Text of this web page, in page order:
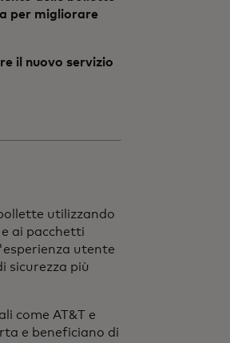
per migliorare
il nuovo servizio
utilizzando
ai pacchetti
utente
sicurezza più
come AT&T e
e beneficiano di